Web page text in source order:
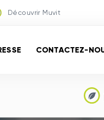
Découvrir Muvit
CONTACTEZ-